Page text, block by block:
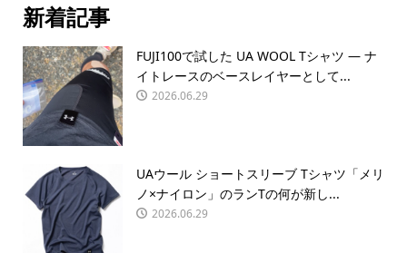
新着記事
FUJI100で試した UA WOOL Tシャツ — ナ
イトレースのベースレイヤーとして...
2026.06.29
UAウール ショートスリーブ Tシャツ「メリ
ノ×ナイロン」のランTの何が新し...
2026.06.29